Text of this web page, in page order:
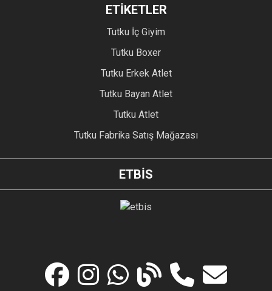
ETİKETLER
Tutku İç Giyim
Tutku Boxer
Tutku Erkek Atlet
Tutku Bayan Atlet
Tutku Atlet
Tutku Fabrika Satış Mağazası
ETBİS